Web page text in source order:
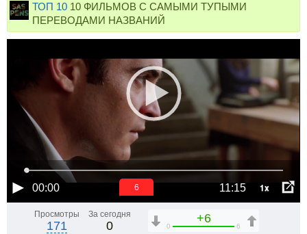
ТОП 10 10 ФИЛЬМОВ С САМЫМИ ТУПЫМИ
ПЕРЕВОДАМИ НАЗВАНИЙ
00:00 11:15 1x
6
Просмотры
171
За сегодня
0
+6
0 6